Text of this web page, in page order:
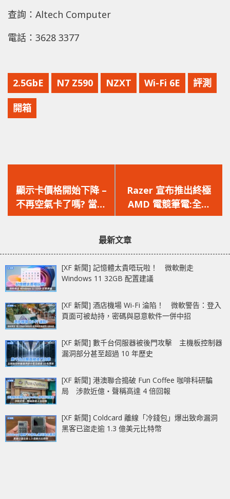
查詢：Altech Computer
電話：3628 3377
2.5GbE N7 Z590 NZXT Wi-Fi 6E 評測
開箱
一
篇
文
顯示卡價格開始下降 –
不再空氣卡了嗎? 當中
NVIDIA RTX 3090 更
一
篇
文
Razer 宣布推出終極
AMD 電競筆電:全新
RAZER BLADE 14
最新文章
[XF 新聞] 記憶體太貴唔玩啦！ 微軟刪走
Windows 11 32GB 配置建議
[XF 新聞] 酒店機場 Wi-Fi 淪陷！ 微軟警告：登入
頁面可被劫持，密碼與惡意軟件一併中招
[XF 新聞] 數千台伺服器被後門攻擊 主機板控制器
漏洞部分甚至超過 10 年歷史
[XF 新聞] 港澳聯合搗破 Fun Coffee 咖啡科研騙
局 涉款近億‧聲稱高達 4 倍回報
[XF 新聞] Coldcard 離線「冷錢包」爆出致命漏洞
黑客已盜走逾 1.3 億美元比特幣